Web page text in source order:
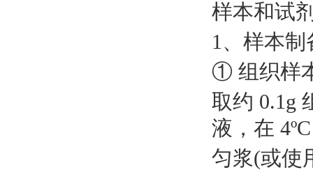
样本和试
1、样本制
① 组织样
取约 0.1g
液，在
匀浆(或使